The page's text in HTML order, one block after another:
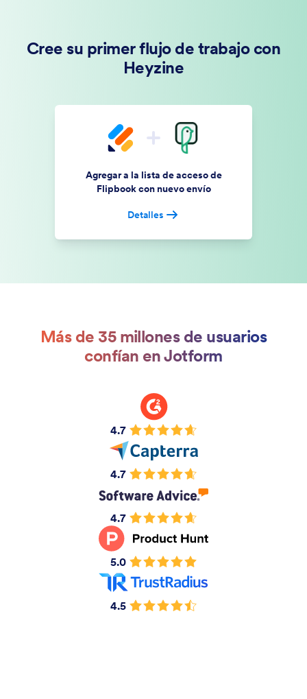
Cree su primer flujo de trabajo con
Heyzine
Agregar a la lista de acceso de
Flipbook con nuevo envío
Detalles
Más de 35 millones de usuarios
confían en Jotform
4.7
4.7
4.7
5.0
4.5